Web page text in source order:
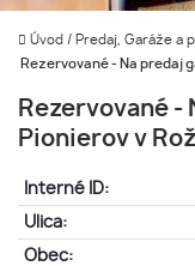
Úvod / Predaj, Garáže a
Rezervované - Na predaj
Rezervované -
Pionierov v
Interné ID:
Ulica:
Obec: